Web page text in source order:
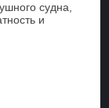
судна,
и